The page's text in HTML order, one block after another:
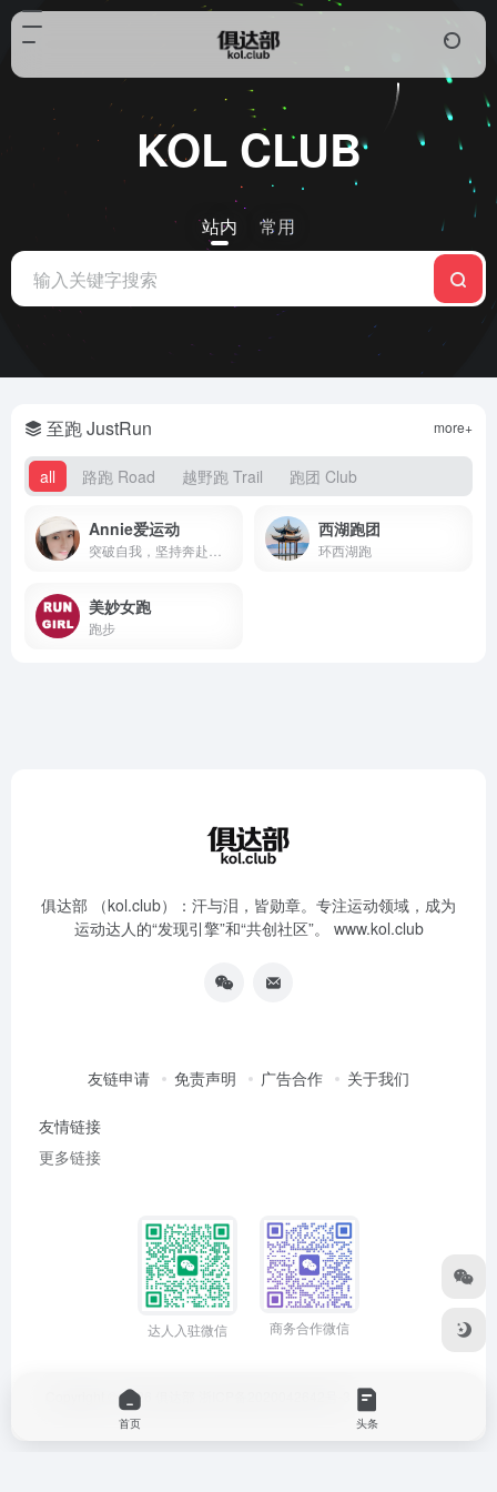
KOL CLUB
站内 常用
至跑 JustRun
all 路跑 Road 越野跑 Trail 跑团 Club
more+
Annie爱运动 西湖跑团
环西湖跑
美妙女跑
跑步
俱达部 （kol.club）：汗与泪，皆勋章。专注运动领域，成为
运动达人的“发现引擎”和“共创社区”。 www.kol.club
友链申请 免责声明 广告合作 关于我们
友情链接
更多链接
达人入驻微信 商务合作微信
Copyright © 2026
首页 头条